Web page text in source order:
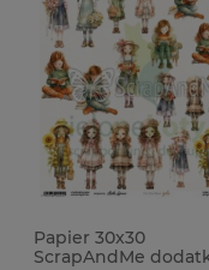
Papier 30x30
ScrapAndMe